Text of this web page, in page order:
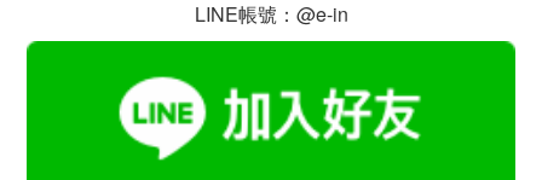
LINE帳號：@e-in